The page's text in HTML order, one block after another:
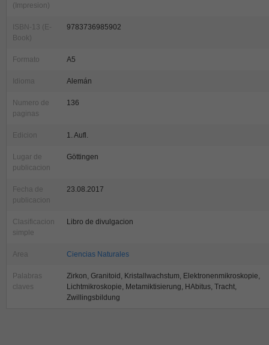
(Impresion)
ISBN-13 (E-
Book)
9783736985902
Formato A5
Idioma Alemán
Numero de
paginas
136
Edicion 1. Aufl.
Lugar de
publicacion
Göttingen
Fecha de
publicacion
23.08.2017
Clasificacion
simple
Libro de divulgacion
Area Ciencias Naturales
Palabras
claves
Zirkon, Granitoid, Kristallwachstum, Elektronenmikroskopie,
Lichtmikroskopie, Metamiktisierung, HAbitus, Tracht,
Zwillingsbildung